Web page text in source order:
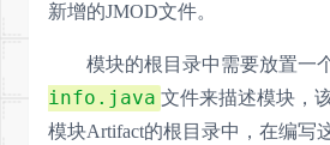
新增的JMOD文件。
模块的根目录中需要放置一
info.java 文件来描述模块，
模块Artifact的根目录中，在编写